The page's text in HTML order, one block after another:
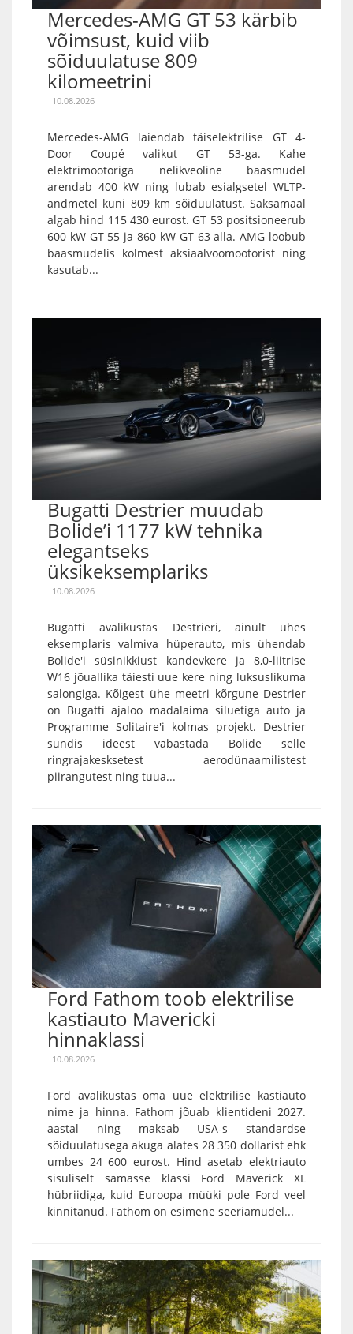
Mercedes-AMG GT 53 kärbib
võimsust, kuid viib
sõiduulatuse 809
kilomeetrini
10.08.2026
Mercedes-AMG laiendab täiselektrilise GT 4-
Door Coupé valikut GT 53-ga. Kahe
elektrimootoriga nelikveoline baasmudel
arendab 400 kW ning lubab esialgsetel WLTP-
andmetel kuni 809 km sõiduulatust. Saksamaal
algab hind 115 430 eurost. GT 53 positsioneerub
600 kW GT 55 ja 860 kW GT 63 alla. AMG loobub
baasmudelis kolmest aksiaalvoomootorist ning
kasutab...
Bugatti Destrier muudab
Bolide’i 1177 kW tehnika
elegantseks
üksikeksemplariks
10.08.2026
Bugatti avalikustas Destrieri, ainult ühes
eksemplaris valmiva hüperauto, mis ühendab
Bolide'i süsinikkiust kandevkere ja 8,0-liitrise
W16 jõuallika täiesti uue kere ning luksuslikuma
salongiga. Kõigest ühe meetri kõrgune Destrier
on Bugatti ajaloo madalaima siluetiga auto ja
Programme Solitaire'i kolmas projekt. Destrier
sündis ideest vabastada Bolide selle
ringrajakesksetest aerodünaamilistest
piirangutest ning tuua...
Ford Fathom toob elektrilise
kastiauto Mavericki
hinnaklassi
10.08.2026
Ford avalikustas oma uue elektrilise kastiauto
nime ja hinna. Fathom jõuab klientideni 2027.
aastal ning maksab USA-s standardse
sõiduulatusega akuga alates 28 350 dollarist ehk
umbes 24 600 eurost. Hind asetab elektriauto
sisuliselt samasse klassi Ford Maverick XL
hübriidiga, kuid Euroopa müüki pole Ford veel
kinnitanud. Fathom on esimene seeriamudel...